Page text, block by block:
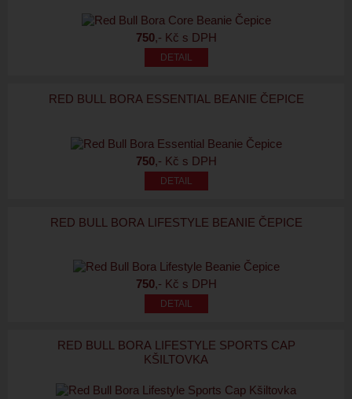
750,- Kč s DPH
RED BULL BORA ESSENTIAL BEANIE ČEPICE
750,- Kč s DPH
RED BULL BORA LIFESTYLE BEANIE ČEPICE
750,- Kč s DPH
RED BULL BORA LIFESTYLE SPORTS CAP
KŠILTOVKA